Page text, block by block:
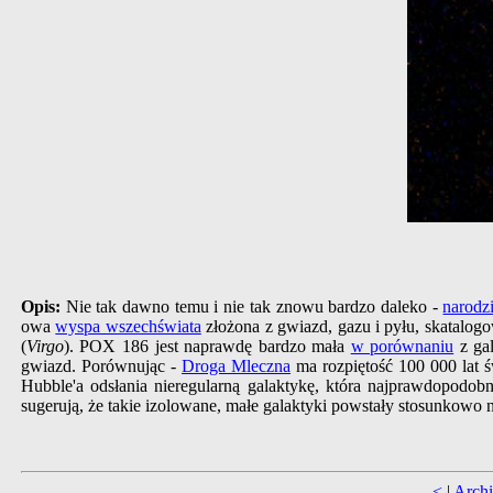
Opis: Nie tak dawno temu i nie tak znowu bardzo daleko -
owawyspa wszechświata złożona z gwiazd, gazu i pyłu,
(Virgo). POX 186 jest naprawdę bardzo mała w porównaniu z
gwiazd. Porównując -Droga Mleczna ma rozpiętość 100 000 lat
Hubble'a odsłania nieregularną galaktykę, która
sugerują, że takie izolowane, małe galaktyki powstały